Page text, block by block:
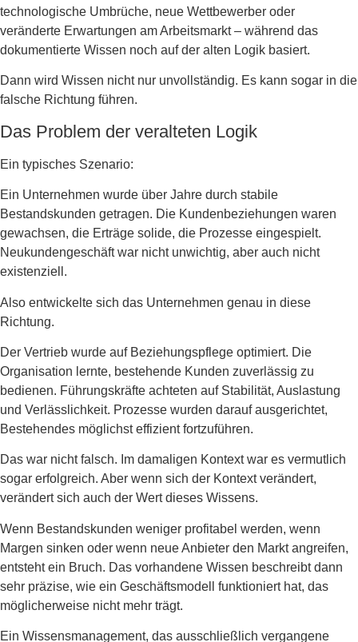
technologische Umbrüche, neue Wettbewerber oder
veränderte Erwartungen am Arbeitsmarkt – während das
dokumentierte Wissen noch auf der alten Logik basiert.
Dann wird Wissen nicht nur unvollständig. Es kann sogar in die
falsche Richtung führen.
Das Problem der veralteten Logik
Ein typisches Szenario:
Ein Unternehmen wurde über Jahre durch stabile
Bestandskunden getragen. Die Kundenbeziehungen waren
gewachsen, die Erträge solide, die Prozesse eingespielt.
Neukundengeschäft war nicht unwichtig, aber auch nicht
existenziell.
Also entwickelte sich das Unternehmen genau in diese
Richtung.
Der Vertrieb wurde auf Beziehungspflege optimiert. Die
Organisation lernte, bestehende Kunden zuverlässig zu
bedienen. Führungskräfte achteten auf Stabilität, Auslastung
und Verlässlichkeit. Prozesse wurden darauf ausgerichtet,
Bestehendes möglichst effizient fortzuführen.
Das war nicht falsch. Im damaligen Kontext war es vermutlich
sogar erfolgreich. Aber wenn sich der Kontext verändert,
verändert sich auch der Wert dieses Wissens.
Wenn Bestandskunden weniger profitabel werden, wenn
Margen sinken oder wenn neue Anbieter den Markt angreifen,
entsteht ein Bruch. Das vorhandene Wissen beschreibt dann
sehr präzise, wie ein Geschäftsmodell funktioniert hat, das
möglicherweise nicht mehr trägt.
Ein Wissensmanagement, das ausschließlich vergangene